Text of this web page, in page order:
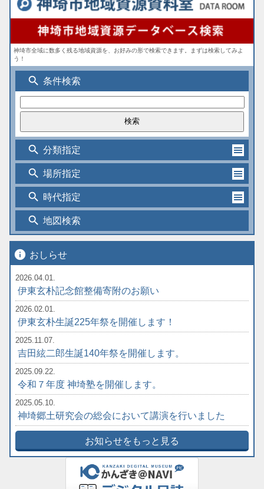
神埼市全域に数多く残る地域資源を、お好みの形で検索できます。まずは検索してみよ
う！
search 条件検索
search 分類指定
search 場所指定
search 時代指定
search 地図検索
info おしらせ
2026.04.01.
伊東玄朴記念館整備寄附のお願い
2026.02.01.
伊東玄朴生誕225年祭を開催します！
2025.11.07.
吉田絃二郎生誕140年祭を開催します。
2025.09.22.
令和７年度 神埼塾を開催します。
2025.05.10.
神埼郷土研究会の総会において講演を行いました
お知らせをもっと見る